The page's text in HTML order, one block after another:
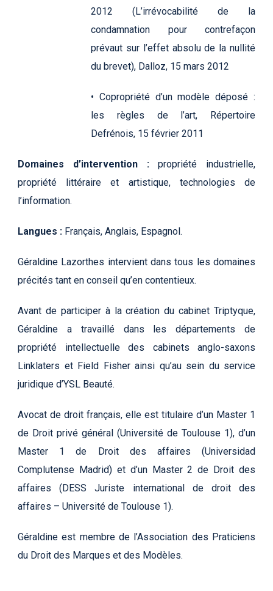
2012 (L’irrévocabilité de la
condamnation pour contrefaçon
prévaut sur l’effet absolu de la nullité
du brevet), Dalloz, 15 mars 2012
• Copropriété d’un modèle déposé :
les règles de l’art, Répertoire
Defrénois, 15 février 2011
Domaines d’intervention :propriété industrielle,
propriété littéraire et artistique, technologies de
l’information.
Langues : Français, Anglais, Espagnol.
Géraldine Lazorthes intervient dans tous les domaines
précités tant en conseil qu’en contentieux.
Avant de participer à la création du cabinet Triptyque,
Géraldine a travaillé dans les départements de
propriété intellectuelle des cabinets anglo-saxons
Linklaters et Field Fisher ainsi qu’au sein du service
juridique d’YSL Beauté.
Avocat de droit français, elle est titulaire d’un Master 1
de Droit privé général (Université de Toulouse 1), d’un
Master 1 de Droit des affaires (Universidad
Complutense Madrid) et d’un Master 2 de Droit des
affaires (DESS Juriste international de droit des
affaires – Université de Toulouse 1).
Géraldine est membre de l’Association des Praticiens
du Droit des Marques et des Modèles.